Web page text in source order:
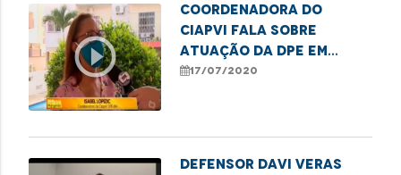
play_circle_outline
Coordenadora do
Ciapvi fala sobre
atuação da DPE em
casos de abuso
17/07/2020
Defensor Davi Veras